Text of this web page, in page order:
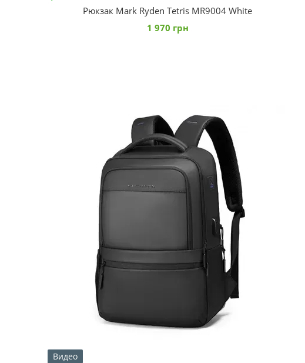
Рюкзак Mark Ryden Tetris MR9004 White
1 970 грн
Видео